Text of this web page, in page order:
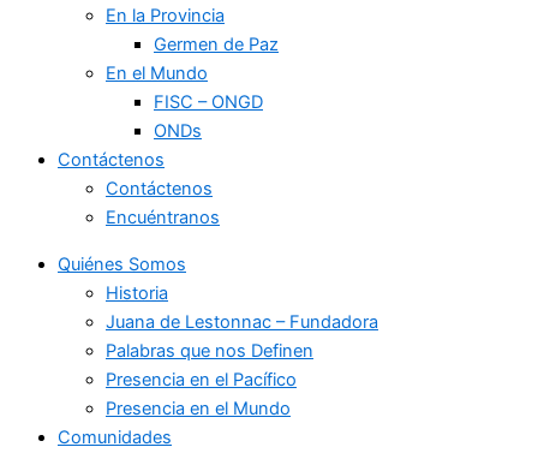
En la Provincia
Germen de Paz
En el Mundo
FISC – ONGD
ONDs
Contáctenos
Contáctenos
Encuéntranos
Quiénes Somos
Historia
Juana de Lestonnac – Fundadora
Palabras que nos Definen
Presencia en el Pacífico
Presencia en el Mundo
Comunidades